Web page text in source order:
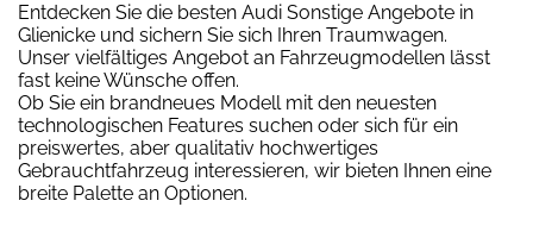
Entdecken Sie die besten Audi Sonstige Angebote in
Glienicke und sichern Sie sich Ihren Traumwagen.
Unser vielfältiges Angebot an Fahrzeugmodellen lässt
fast keine Wünsche offen.
Ob Sie ein brandneues Modell mit den neuesten
technologischen Features suchen oder sich für ein
preiswertes, aber qualitativ hochwertiges
Gebrauchtfahrzeug interessieren, wir bieten Ihnen eine
breite Palette an Optionen.